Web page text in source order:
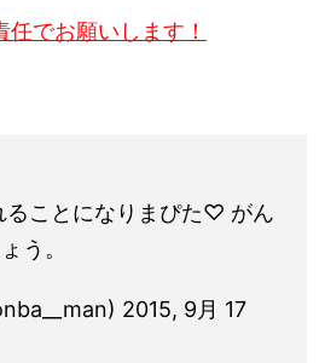
でお願いします！
ることになりまぴた♡ がん
う。
2015, 9月 17